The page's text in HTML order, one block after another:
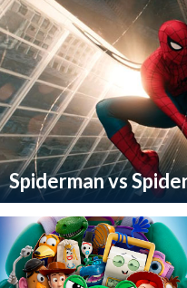
Spiderman vs